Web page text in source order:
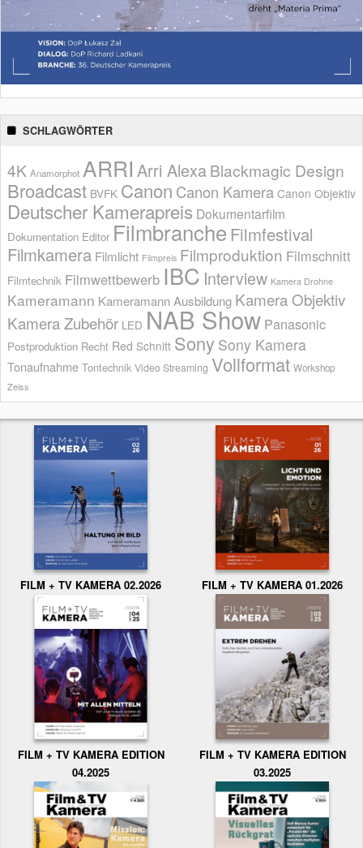
SCHLAGWÖRTER
4K Anamorphot ARRI Arri AlexaBlackmagic Design
Broadcast BVFK Canon Canon Kamera Canon Objektiv
Deutscher Kamerapreis Dokumentarfilm
Dokumentation Editor Filmbranche Filmfestival
Filmkamera Filmlicht Filmpreis Filmproduktion Filmschnitt
Filmtechnik Filmwettbewerb IBC Interview Kamera Drohne
Kameramann Kameramann Ausbildung Kamera Objektiv
Kamera Zubehör LED NAB Show Panasonic
Postproduktion Recht Red Schnitt Sony Sony Kamera
Tonaufnahme Tontechnik Video Streaming Vollformat Workshop
Zeiss
FILM + TV KAMERA 02.2026 FILM + TV KAMERA 01.2026
FILM + TV KAMERA EDITION
04.2025
FILM + TV KAMERA EDITION
03.2025